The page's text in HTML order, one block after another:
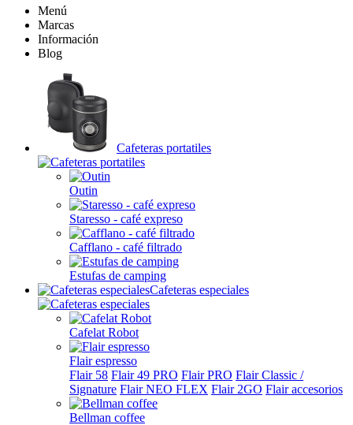
Menú
Marcas
Información
Blog
Cafeteras portatiles
Outin
Staresso - café expreso
Cafflano - café filtrado
Estufas de camping
Cafeteras especiales
Cafelat Robot
Flair espresso
Flair 58 Flair 49 PRO Flair PRO Flair Classic /
Signature Flair NEO FLEX Flair 2GO Flair accesorios
Bellman coffee